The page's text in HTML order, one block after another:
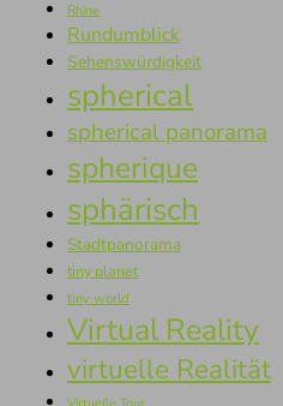
Rhine
Rundumblick
Sehenswürdigkeit
spherical
spherical panorama
spherique
sphärisch
Stadtpanorama
tiny planet
tiny world
Virtual Reality
virtuelle Realität